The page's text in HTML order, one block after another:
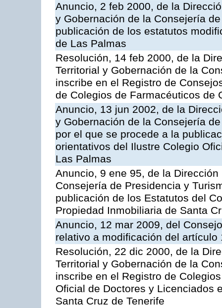
Anuncio, 2 feb 2000, de la
y Gobernación de la Consejería
publicación de los estatutos
de Las Palmas
Resolución, 14 feb 2000, de la
Territorial y Gobernación de la
inscribe en el Registro de
de Colegios de Farmacéuticos de
Anuncio, 13 jun 2002, de la
y Gobernación de la Consejería
por el que se procede a la
orientativos del Ilustre Colegio
Las Palmas
Anuncio, 9 ene 95, de la
Consejería de Presidencia y
publicación de los Estatutos del
Propiedad Inmobiliaria de Santa
Anuncio, 12 mar 2009, del
relativo a modificación del
Resolución, 22 dic 2000, de la
Territorial y Gobernación de la
inscribe en el Registro de
Oficial de Doctores y Licenciados
Santa Cruz de Tenerife